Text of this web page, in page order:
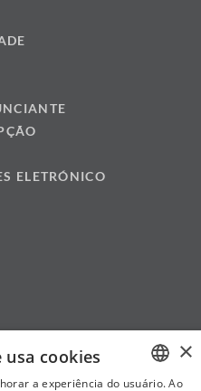
ELETRÓNICO
×
usa cookies
a experiência do usuário. Ao